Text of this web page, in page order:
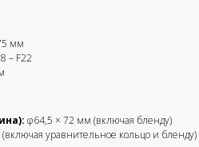
мм
– F22
φ64,5 × 72 мм (включая бленду)
уравнительное кольцо и бленду)
доставка
- официальный
всей
DJI